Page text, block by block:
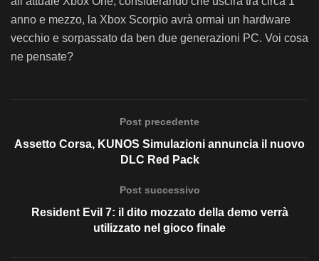
anno e mezzo, la Xbox Scorpio avrà ormai un hardware
vecchio e sorpassato da ben due generazioni PC. Voi cosa
ne pensate?
Post precedente
Assetto Corsa, KUNOS Simulazioni annuncia il nuovo
DLC Red Pack
Post successivo
Resident Evil 7: il dito mozzato della demo verrà
utilizzato nel gioco finale